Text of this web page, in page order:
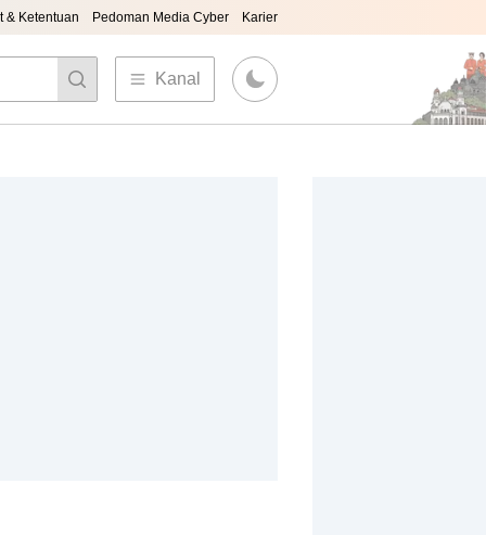
& Ketentuan Pedoman Media Cyber Karier
Kanal